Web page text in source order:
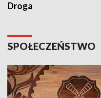
Droga
SPOŁECZEŃSTWO